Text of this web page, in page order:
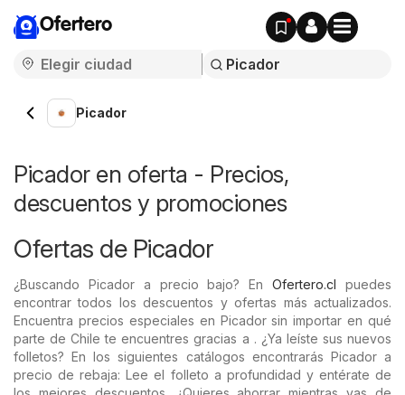
Ofertero
Picador
Picador en oferta - Precios,
descuentos y promociones
Ofertas de Picador
¿Buscando Picador a precio bajo? EnOfertero.cl puedes
encontrar todos los descuentos y ofertas más actualizados.
Encuentra precios especiales en Picador sin importar en qué
parte de Chile te encuentres gracias a . ¿Ya leíste sus nuevos
folletos? En los siguientes catálogos encontrarás Picador a
precio de rebaja: Lee el folleto a profundidad y entérate de